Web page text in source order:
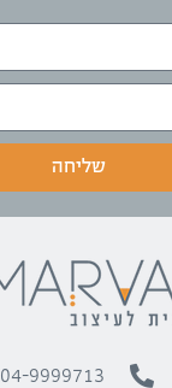
שליחה
04-9999713